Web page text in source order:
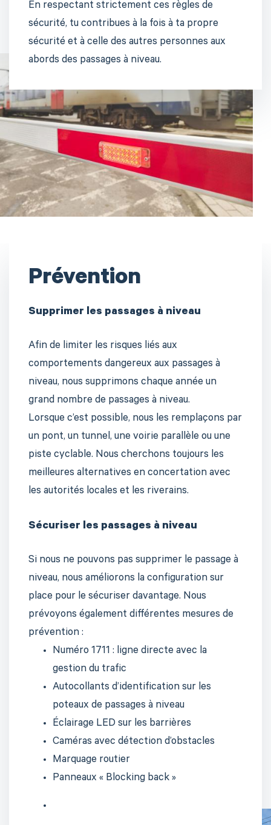
En respectant strictement ces règles de
sécurité, tu contribues à la fois à ta propre
sécurité et à celle des autres personnes aux
abords des passages à niveau.
Prévention
Supprimer les passages à niveau
Afin de limiter les risques liés aux
comportements dangereux aux passages à
niveau, nous supprimons chaque année un
grand nombre de passages à niveau.
Lorsque c’est possible, nous les remplaçons par
un pont, un tunnel, une voirie parallèle ou une
piste cyclable. Nous cherchons toujours les
meilleures alternatives en concertation avec
les autorités locales et les riverains.
Sécuriser les passages à niveau
Si nous ne pouvons pas supprimer le passage à
niveau, nous améliorons la configuration sur
place pour le sécuriser davantage. Nous
prévoyons également différentes mesures de
prévention :
Numéro 1711 : ligne directe avec la
gestion du trafic
Autocollants d’identification sur les
poteaux de passages à niveau
Éclairage LED sur les barrières
Caméras avec détection d’obstacles
Marquage routier
Panneaux « Blocking back »